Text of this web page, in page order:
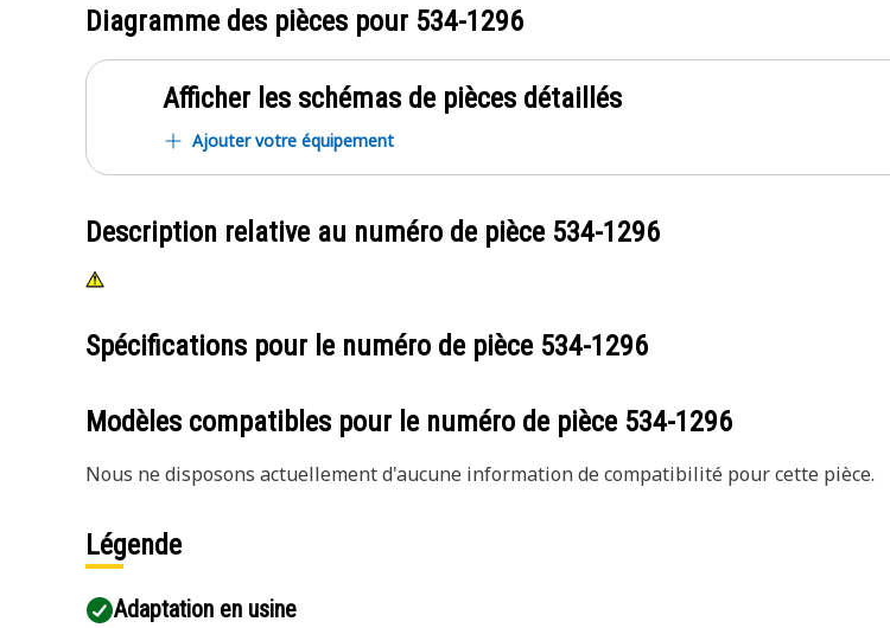
Diagramme des pièces pour 534-1296
Afficher les schémas de pièces détaillés
Ajouter votre équipement
Description relative au numéro de pièce 534-1296
Spécifications pour le numéro de pièce 534-1296
Modèles compatibles pour le numéro de pièce 534-1296
Nous ne disposons actuellement d'aucune information de compatibilité pour cette pièce.
Légende
Adaptation en usine